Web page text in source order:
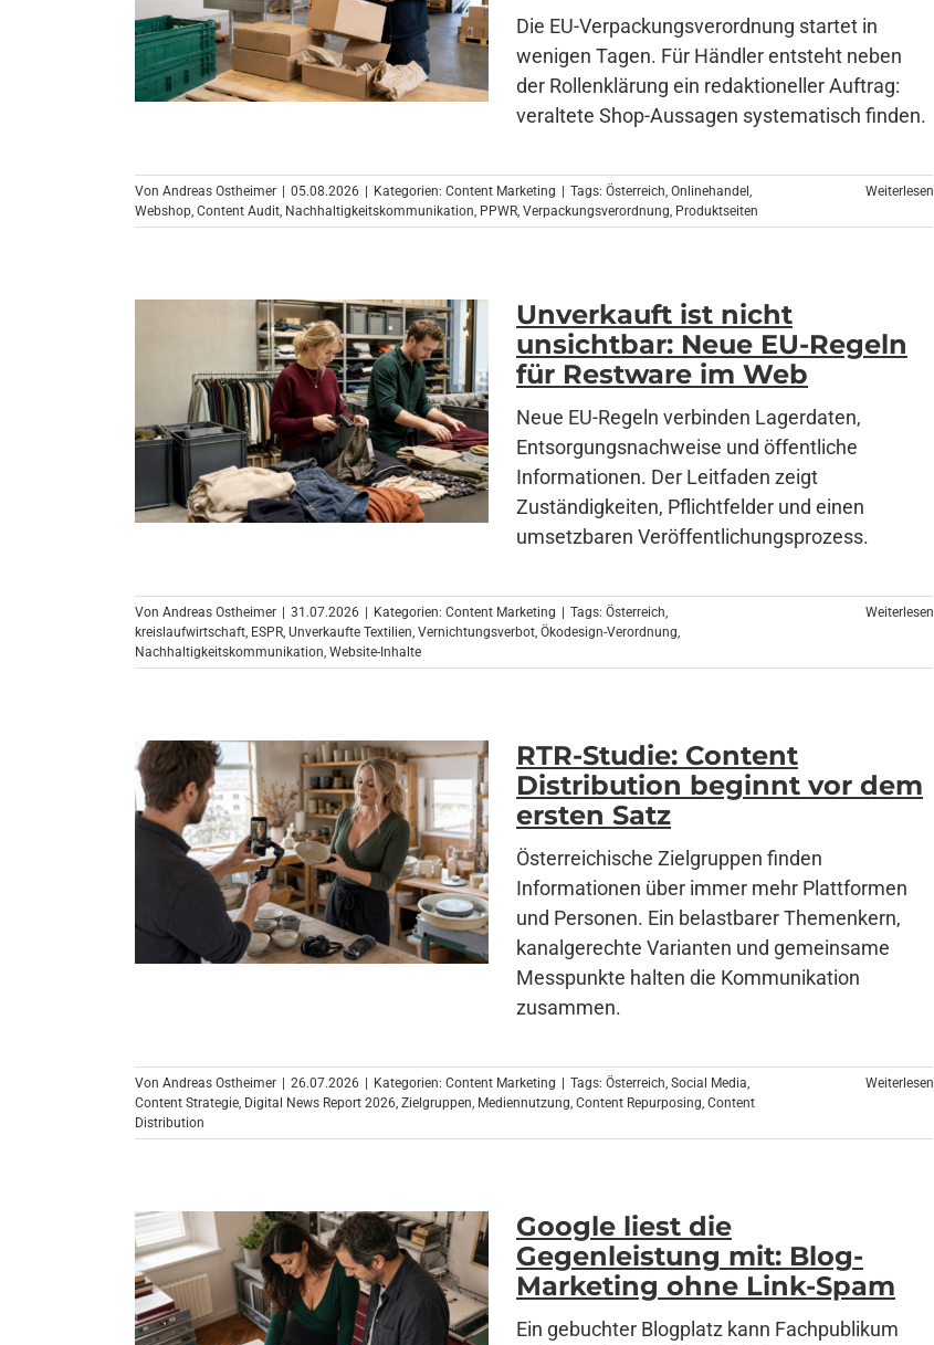
Die EU-Verpackungsverordnung startet in
wenigen Tagen. Für Händler entsteht neben
der Rollenklärung ein redaktioneller Auftrag:
veraltete Shop-Aussagen systematisch finden.
Von Andreas Ostheimer 05.08.2026 Kategorien: Content Marketing Tags: Österreich, Onlinehandel ,
Webshop, Content Audit, Nachhaltigkeitskommunikation, PPWR, Verpackungsverordnung, Produktseiten
Weiterlesen
Unverkauft ist nicht
unsichtbar: Neue EU-Regeln
für Restware im Web
Neue EU-Regeln verbinden Lagerdaten,
Entsorgungsnachweise und öffentliche
Informationen. Der Leitfaden zeigt
Zuständigkeiten, Pflichtfelder und einen
umsetzbaren Veröffentlichungsprozess.
Von Andreas Ostheimer 31.07.2026 Kategorien: Content Marketing Tags: Österreich,
kreislaufwirtschaft, ESPR, Unverkaufte Textilien, Vernichtungsverbot, Ökodesign-Verordnung,
Nachhaltigkeitskommunikation, Website-Inhalte
Weiterlesen
RTR-Studie: Content
Distribution beginnt vor dem
ersten Satz
Österreichische Zielgruppen finden
Informationen über immer mehr Plattformen
und Personen. Ein belastbarer Themenkern,
kanalgerechte Varianten und gemeinsame
Messpunkte halten die Kommunikation
zusammen.
Von Andreas Ostheimer 26.07.2026 Kategorien: Content Marketing Tags: Österreich, Social Media,
Content Strategie, Digital News Report 2026, Zielgruppen, Mediennutzung, Content Repurposing, Content
Distribution
Weiterlesen
Google liest die
Gegenleistung mit: Blog-
Marketing ohne Link-Spam
Ein gebuchter Blogplatz kann Fachpublikum